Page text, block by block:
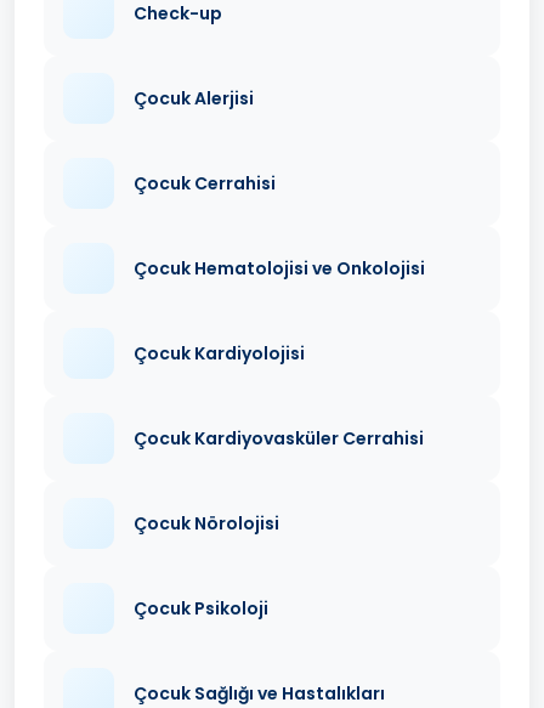
Check-up
Çocuk Alerjisi
Çocuk Cerrahisi
Çocuk Hematolojisi ve Onkolojisi
Çocuk Kardiyolojisi
Çocuk Kardiyovasküler Cerrahisi
Çocuk Nörolojisi
Çocuk Psikoloji
Çocuk Sağlığı ve Hastalıkları